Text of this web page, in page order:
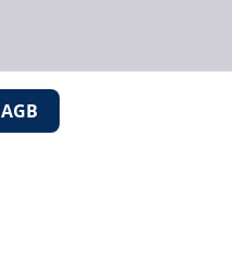
AGB